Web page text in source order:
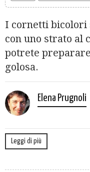
I cornetti bicolori
con uno strato al
potrete
golosa.
Elena Prugnoli
Leggi di più